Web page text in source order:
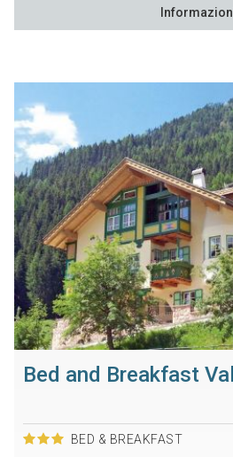
Bed and Breakfast
BED & BREAKFAST